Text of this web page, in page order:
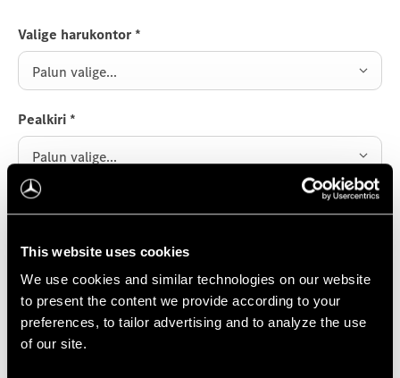
This website uses cookies
We use cookies and similar technologies on our website
to present the content we provide according to your
preferences, to tailor advertising and to analyze the use
of our site.
Valige harukontor *
Palun valige...
Pealkiri *
Palun valige...
Eesnimi
Perekonnanimi*